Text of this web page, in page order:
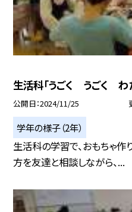
生活科「うごく うごく わ
公開日 2024/11/25
学年の様子（2年）
生活科の学習で、おもちゃ作
方を友達と相談しながら、...